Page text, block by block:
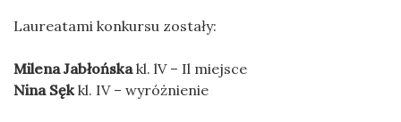
Laureatami konkursu zostały:
Milena Jabłońskakl. lV – Il miejsce
Nina Sęk kl. IV – wyróżnienie